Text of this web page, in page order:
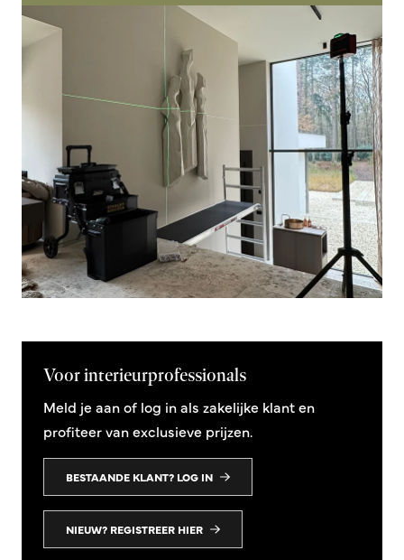
Voor interieurprofessionals
Meld je aan of log in als zakelijke klant en
profiteer van exclusieve prijzen.
BESTAANDE KLANT? LOG IN
NIEUW? REGISTREER HIER